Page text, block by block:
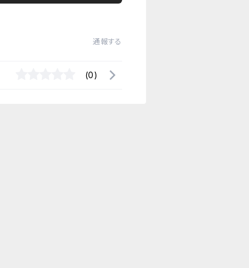
通報する
(0)